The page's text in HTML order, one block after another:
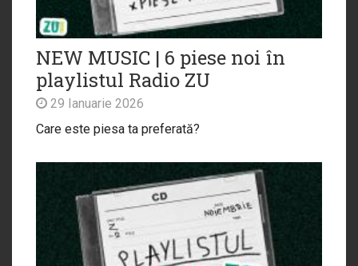
NEW MUSIC | 6 piese noi în
playlistul Radio ZU
29 Ianuarie 2026
Care este piesa ta preferată?